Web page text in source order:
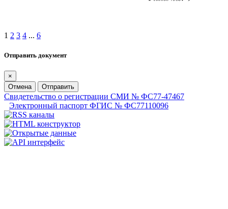
1 2 3 4 ... 6
Отправить документ
×
Отмена
Отправить
Свидетельство о регистрации СМИ № ФС77-47467
Электронный паспорт ФГИС № ФС77110096